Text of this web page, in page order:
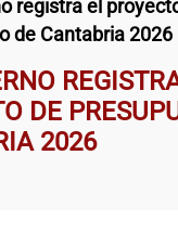
registra el
de Cantabria 2026
DE
2026